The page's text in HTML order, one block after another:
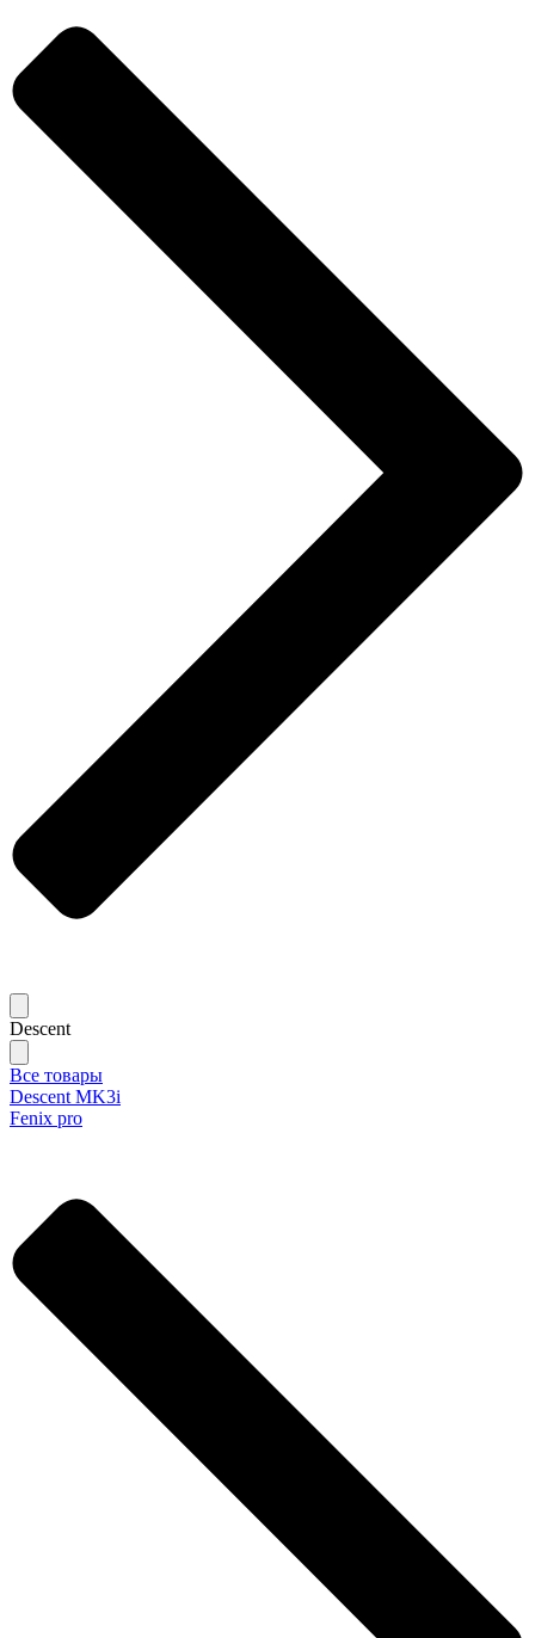
Descent
Все товары
Descent MK3i
Fenix pro